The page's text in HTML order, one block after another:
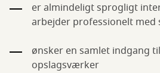
er almindeligt sprogligt
arbejder professionelt
ønsker en samlet indgang
opslagsværker